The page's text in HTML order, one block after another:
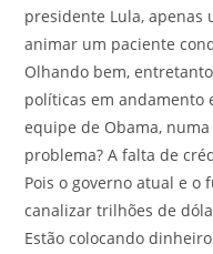
presidente Lula, apenas
animar um paciente
Olhando bem,
políticas em andamento
equipe de Obama,
problema? A falta de
Pois o governo atual e o
canalizar trilhões de
Estão colocando